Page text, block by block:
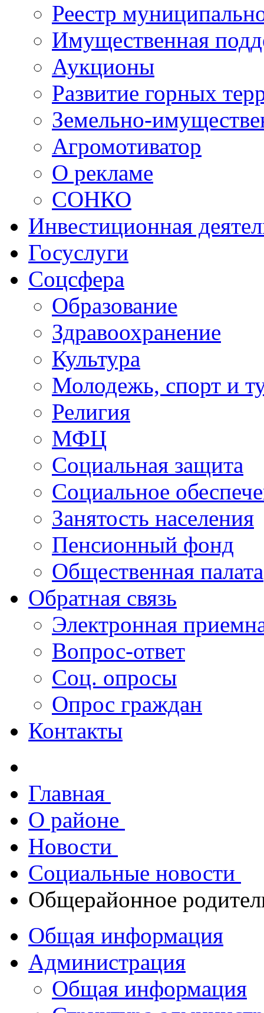
Реестр
Имущественная
Аукционы
Развитие горных
Земельно-
Агромотиватор
О рекламе
СОНКО
Инвестиционная
Госуслуги
Соцсфера
Образование
Здравоохранение
Культура
Молодежь, спорт и
Религия
МФЦ
Социальная защита
Социальное
Занятость населения
Пенсионный фонд
Общественная палата
Обратная связь
Электронная
Вопрос-ответ
Соц. опросы
Опрос граждан
Контакты
Главная
О районе
Новости
Социальные новости
Общерайонное
Общая информация
Администрация
Общая информация